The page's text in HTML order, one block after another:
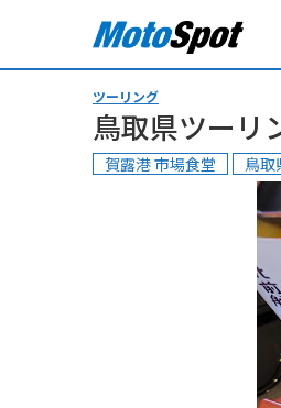
ツーリング
鳥取県ツー
賀露港 市場食堂 鳥取